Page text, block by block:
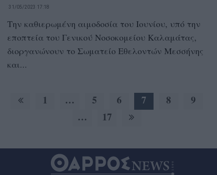
31/05/2023 17:18
Την καθιερωμένη αιμοδοσία του Ιουνίου, υπό την
εποπτεία του Γενικού Νοσοκομείου Καλαμάτας,
διοργανώνουν το Σωματείο Εθελοντών Μεσσήνης
και...
1 … 5 6 7 8
9
…
17